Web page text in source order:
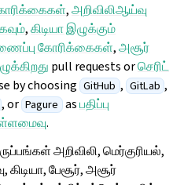
,அறிவிலிஆய்வு
,கிடியா இழுக்கும்
கோரிக்கைகள்,அசூர்
pull requests orசெரிட்
by choosing GitHub , GitLab ,
, or Pagure asபதிப்பு
.
அறிவிலி, மெர்குரியல்,
பேசூர், அசூர்